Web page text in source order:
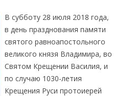
В субботу 28 июля 2018 года,
в день празднования памяти
святого равноапостольного
великого князя Владимира, во
Святом Крещении Василия, и
по случаю 1030-летия
Крещения Руси протоиерей